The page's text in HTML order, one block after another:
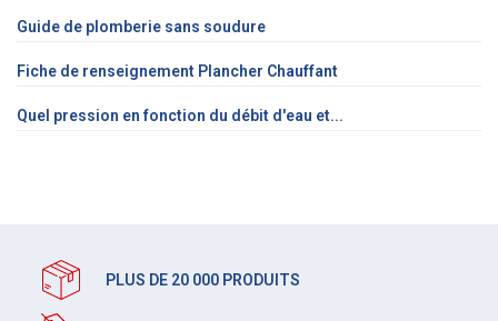
Guide de plomberie sans soudure
Fiche de renseignement Plancher Chauffant
Quel pression en fonction du débit d'eau et...
PLUS DE 20 000 PRODUITS